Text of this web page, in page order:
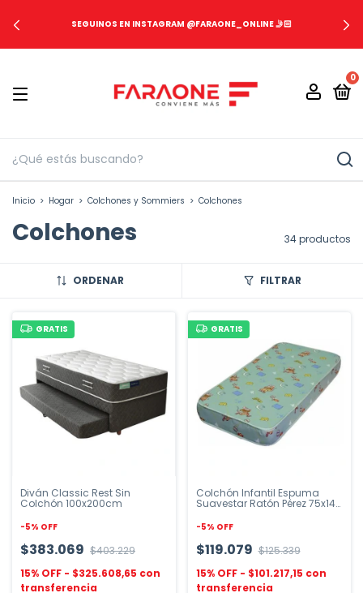
SEGUINOS EN INSTAGRAM @FARAONE_ONLINE 🤳🏻
0
Inicio > Hogar > Colchones y Sommiers > Colchones
Colchones 34 productos
ORDENAR FILTRAR
GRATIS
Diván Classic Rest Sin
Colchón 100x200cm
-5% OFF
$383.069 $403.229
$325.608,65
GRATIS
Colchón Infantil Espuma
Suavestar Ratón Pérez 75x145
-5% OFF
$119.079 $125.339
$101.217,15